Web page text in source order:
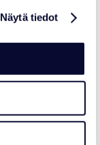
Näytä tiedot